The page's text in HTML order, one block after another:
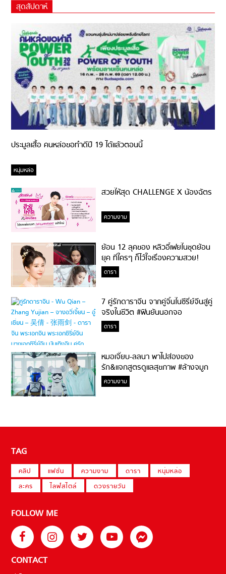
สุดสัปดาห์
ประมูลเสื้อ คนหล่อขอทำดีปี 19 ได้แล้วตอนนี้
หนุ่มหล่อ
สวยให้สุด CHALLENGE X น้องฉัตร
ความงาม
ย้อน 12 ลุคของ หลิวอี้เฟยในชุดย้อน
ยุค ที่ใครๆ ก็ไว้ใจเรื่องความสวย!
ดารา
7 คู่รักดาราจีน จากคู่จิ้นในซีรี่ย์จีนสู่คู่
จริงในชีวิต #ฟินยันนอกจอ
ดารา
หมอเจี๊ยบ-ลลนา พาไปส่องของ
รัก&แจกสูตรดูแลสุขภาพ #ล้างจมูก
ไม่ยากจะสอนให้
ความงาม
TAG
คลิป แฟชั่น ความงาม ดารา
หนุ่มหล่อ
ละคร
ไลฟ์สไตล์ ดวงรายวัน
FOLLOW ME
CONTACT